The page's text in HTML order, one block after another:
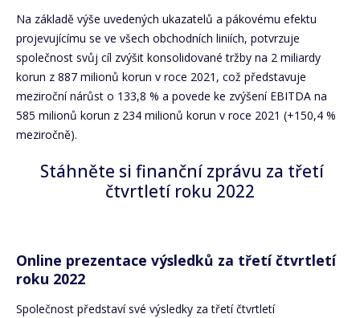
Na základě výše uvedených ukazatelů a pákovému efektu
projevujícímu se ve všech obchodních liniích, potvrzuje
společnost svůj cíl zvýšit konsolidované tržby na 2 miliardy
korun z 887 milionů korun v roce 2021, což představuje
meziroční nárůst o 133,8 % a povede ke zvýšení EBITDA na
585 milionů korun z 234 milionů korun v roce 2021 (+150,4 %
meziročně).
Stáhněte si finanční zprávu za třetí
čtvrtletí roku 2022
Online prezentace výsledků za třetí čtvrtletí
roku 2022
Společnost představí své výsledky za třetí čtvrtletí